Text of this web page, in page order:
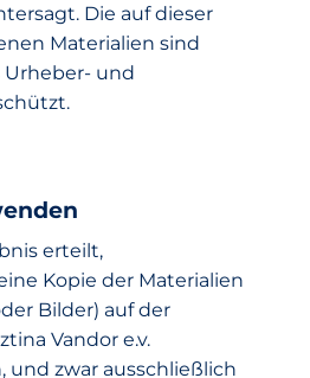
Die auf dieser
Materialien sind
und
erteilt,
Kopie der Materialien
Bilder) auf der
Vandor e.v.
und zwar ausschließlich